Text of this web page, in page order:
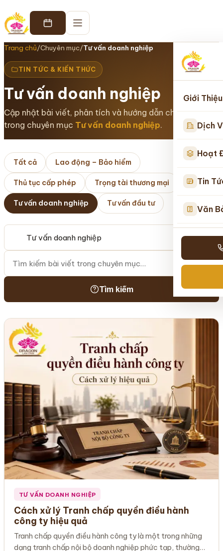
Giới Thiệu
Dịch
Hoạt
Tin
Văn
Trang chủ/Chuyên mục/Tư vấn doanh nghiệp
TIN TỨC & KIẾN THỨC
Tư vấn doanh nghiệp
Cập nhật bài viết, phân tích và hướng dẫn chuyên sâu
trong chuyên mục Tư vấn doanh nghiệp.
Tất cả Lao động – Bảo hiểm
Thủ tục cấp phép Trọng tài thương mại
Tư vấn doanh nghiệp Tư vấn đầu tư
Tìm kiếm
TƯ VẤN DOANH NGHIỆP
Cách xử lý Tranh chấp quyền điều hành
công ty hiệu quả
Tranh chấp quyền điều hành công ty là một trong những
dạng tranh chấp nội bộ doanh nghiệp phức tạp, thường